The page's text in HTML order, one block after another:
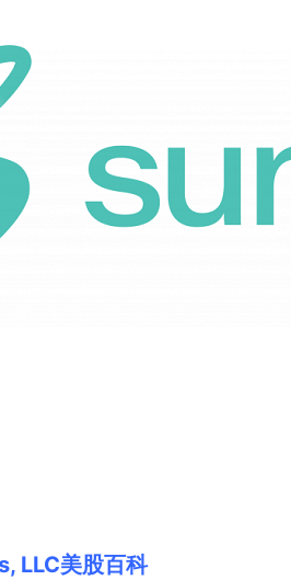
LLC美股百科